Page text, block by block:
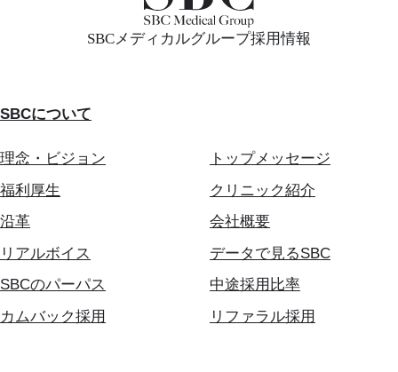
SBCメディカルグループ採用情報
SBCについて
理念・ビジョン
トップメッセージ
福利厚生
クリニック紹介
沿革
会社概要
リアルボイス
データで見るSBC
SBCのパーパス
中途採用比率
カムバック採用
リファラル採用